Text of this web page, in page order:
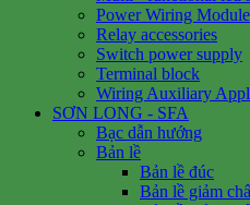
Power Wiring Module
Relay accessories
Switch power supply
Terminal block
Wiring Auxiliary
SƠN LONG - SFA
Bạc dẫn hướng
Bản lề
Bản lề đúc
Bản lề giảm